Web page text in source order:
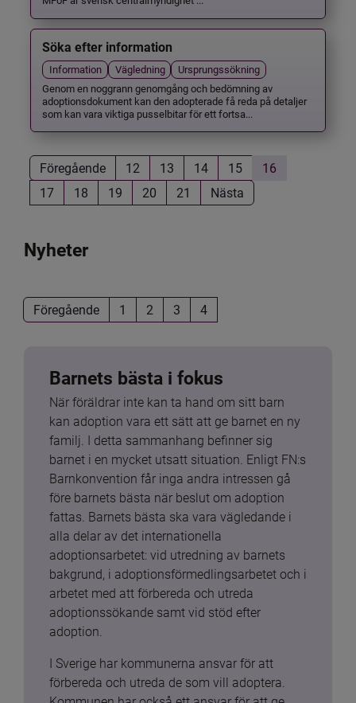
Söka efter information
Information Vägledning
Ursprungssökning
Genom en noggrann genomgång och bedömning av
adoptionsdokument kan den adopterade få reda på detaljer
som kan vara viktiga pusselbitar för ett fortsa...
Föregående 12 13 14 15
16
17
18 19 20 21 Nästa
Nyheter
Föregående 1 2 3 4
Barnets bästa i fokus
När föräldrar inte kan ta hand om sitt barn
kan adoption vara ett sätt att ge barnet en ny
familj. I detta sammanhang befinner sig
barnet i en mycket utsatt situation. Enligt FN:s
Barnkonvention får inga andra intressen gå
före barnets bästa när beslut om adoption
fattas. Barnets bästa ska vara vägledande i
alla delar av det internationella
adoptionsarbetet: vid utredning av barnets
bakgrund, i adoptionsförmedlingsarbetet och i
arbetet med att förbereda och utreda
adoptionssökande samt vid stöd efter
adoption.
I Sverige har kommunerna ansvar för att
förbereda och utreda de som vill adoptera.